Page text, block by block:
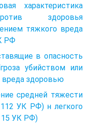
характеристика
здоровья
тяжкого вреда
РФ
в опасность
убийством или
вреда здоровью
средней тяжести
УК РФ) н легкого
УК РФ)